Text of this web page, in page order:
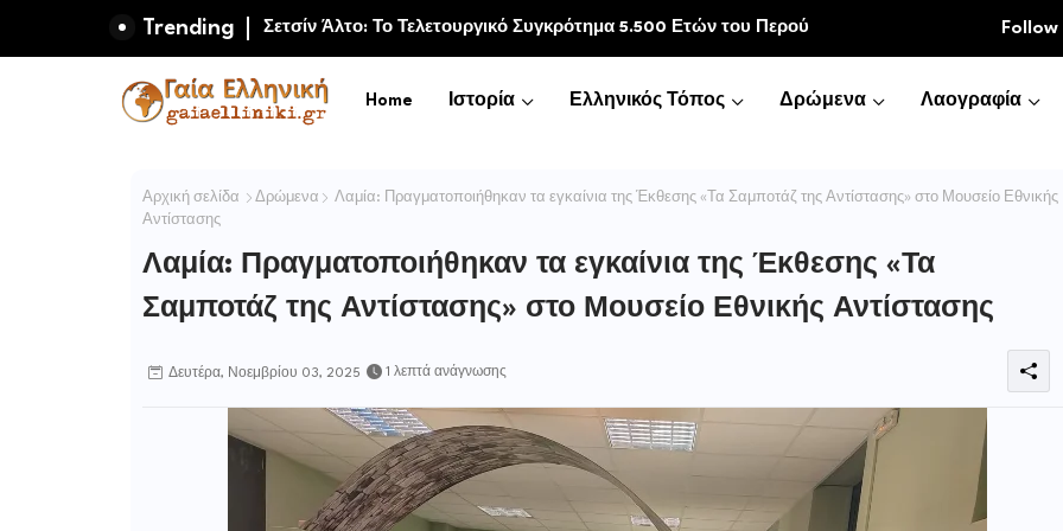
Trending Μαμούθ και πρώιμη ανθρώπινη κοινωνία Follow
Home Ιστορία Ελληνικός Τόπος Δρώμενα Λαογραφία
Αρχική σελίδα Δρώμενα
Λαμία: Πραγματοποιήθηκαν τα εγκαίνια της Έκθεσης «Τα Σαμποτάζ της Αντίστασης» στο Μουσείο Εθνικής
Αντίστασης
Λαμία: Πραγματοποιήθηκαν τα εγκαίνια της Έκθεσης «Τα
Σαμποτάζ της Αντίστασης» στο Μουσείο Εθνικής Αντίστασης
Δευτέρα, Νοεμβρίου 03, 2025 1 λεπτά ανάγνωσης